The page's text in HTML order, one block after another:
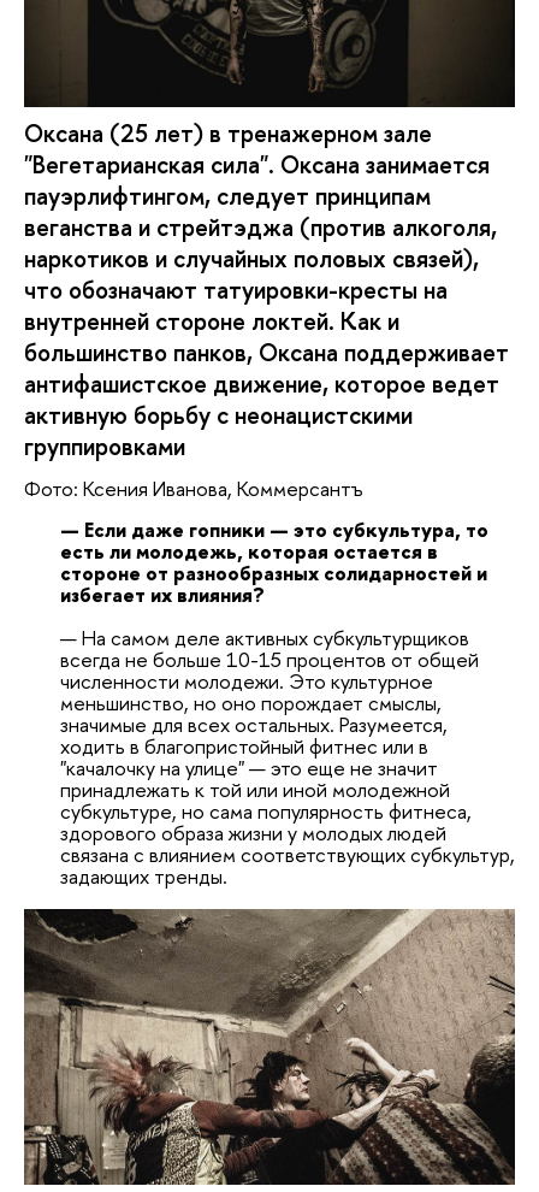
Оксана (25 лет) в тренажерном зале
"Вегетарианская сила". Оксана занимается
пауэрлифтингом, следует принципам
веганства и стрейтэджа (против алкоголя,
наркотиков и случайных половых связей),
что обозначают татуировки-кресты на
внутренней стороне локтей. Как и
большинство панков, Оксана поддерживает
антифашистское движение, которое ведет
активную борьбу с неонацистскими
группировками
Фото: Ксения Иванова, Коммерсантъ
— Если даже гопники — это субкультура, то
есть ли молодежь, которая остается в
стороне от разнообразных солидарностей и
избегает их влияния?
— На самом деле активных субкультурщиков
всегда не больше 10-15 процентов от общей
численности молодежи. Это культурное
меньшинство, но оно порождает смыслы,
значимые для всех остальных. Разумеется,
ходить в благопристойный фитнес или в
"качалочку на улице" — это еще не значит
принадлежать к той или иной молодежной
субкультуре, но сама популярность фитнеса,
здорового образа жизни у молодых людей
связана с влиянием соответствующих субкультур,
задающих тренды.